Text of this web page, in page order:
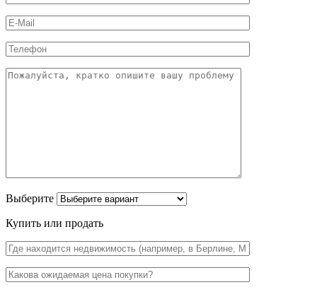
Выберите
Купить или продать